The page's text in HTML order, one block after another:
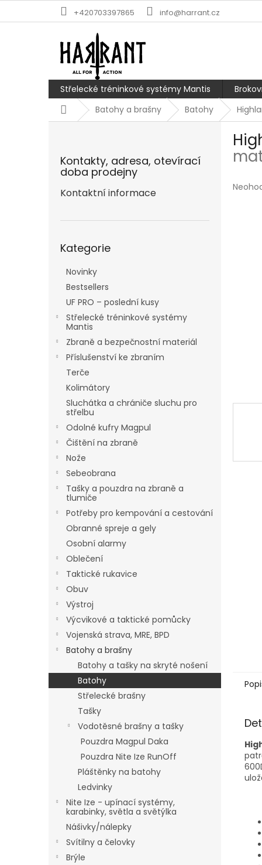
+420703397865 info@harrant.cz
Střelecké tréninkové systémy Mantis
DomůBatohy a brašny Batohy
Kontakty, adresa, otevírací
doba prodejny
Kontaktní informace
kategorie
Kategorie
Novinky
Bestsellers
UF PRO – poslední kusy
Střelecké tréninkové systémy
Mantis
Zbraně a bezpečnostní materiál
Příslušenství ke zbraním
Terče
Kolimátory
Sluchátka a chrániče sluchu pro
střelbu
Odolné kufry Magpul
Čištění na zbraně
Nože
Sebeobrana
Tašky a pouzdra na zbraně a
tlumiče
Potřeby pro kempování a cestování
Obranné spreje a gely
Osobní alarmy
Oblečení
Taktické rukavice
Obuv
Výstroj
Výcvikové a taktické pomůcky
Vojenská strava, MRE, BPD
Batohy a brašny
Batohy a tašky na skryté nošení
Batohy
Střelecké brašny
Tašky
Vodotěsné brašny a tašky
Pouzdra Magpul Daka
Pouzdra Nite Ize RunOff
Pláštěnky na batohy
Ledvinky
Nite Ize - upínací systémy,
karabinky, světla a světýlka
Nášivky/nálepky
Svítilny a čelovky
Brýle